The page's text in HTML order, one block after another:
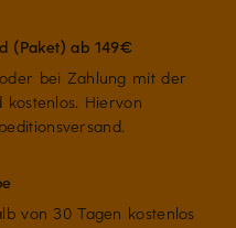
(Paket) ab 149€
bei Zahlung mit der
Hiervon
von 30 Tagen kostenlos